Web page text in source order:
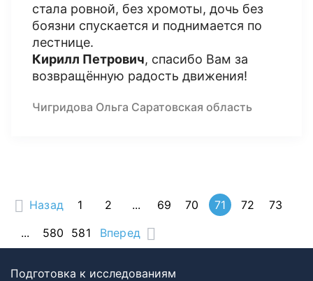
стала ровной, без хромоты, дочь без
боязни спускается и поднимается по
лестнице.
Кирилл Петрович, спасибо Вам за
возвращённую радость движения!
Чигридова Ольга Саратовская область
Назад 1 2 ... 69 70 71 72
73
...
580 581 Вперед
Подготовка к исследованиям